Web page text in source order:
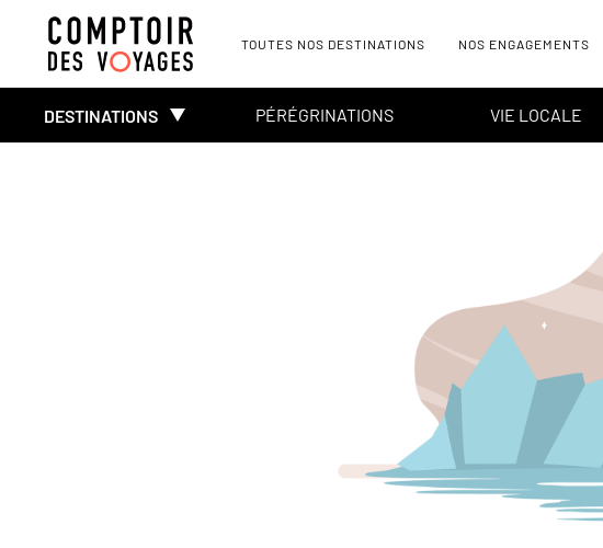
TOUTES NOS DESTINATIONS NOS ENGAGEMENTS
DESTINATIONS PÉRÉGRINATIONS VIE LOCALE